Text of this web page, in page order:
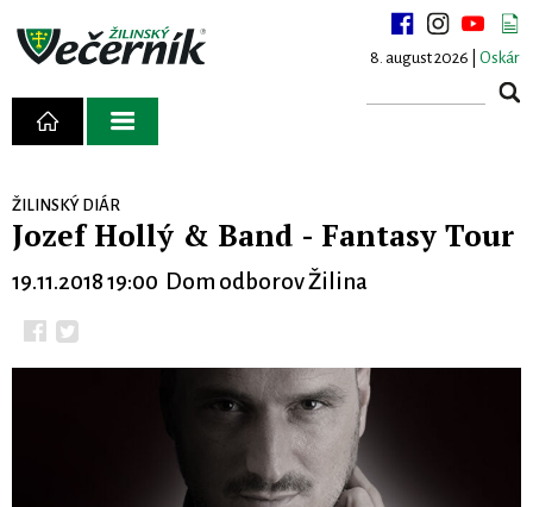
8. august 2026 | Oskár
ŽILINSKÝ DIÁR
Jozef Hollý & Band - Fantasy Tour
19.11.2018 19:00 Dom odborov Žilina